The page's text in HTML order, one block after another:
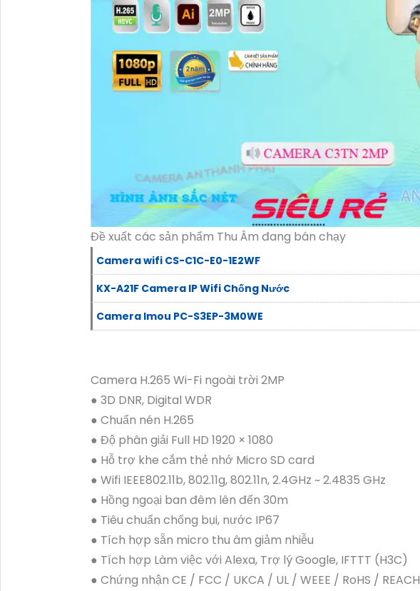
Đề xuất các sản phẩm Thu Âm đang bán chạy
Camera wifi CS-C1C-E0-1E2WF
KX-A21F Camera IP Wifi Chống Nước
Camera Imou PC-S3EP-3M0WE
Camera H.265 Wi-Fi ngoài trời 2MP
● 3D DNR, Digital WDR
● Chuẩn nén H.265
● Độ phân giải Full HD 1920 × 1080
● Hỗ trợ khe cắm thẻ nhớ Micro SD card
● Wifi IEEE802.11b, 802.11g, 802.11n, 2.4GHz ~ 2.4835 GHz
● Hồng ngoại ban đêm lên đến 30m
● Tiêu chuẩn chống bụi, nước IP67
● Tích hợp sẵn micro thu âm giảm nhiễu
● Tích hợp Làm việc với Alexa, Trợ lý Google, IFTTT (H3C)
● Chứng nhận CE / FCC / UKCA / UL / WEEE / RoHS / REACH